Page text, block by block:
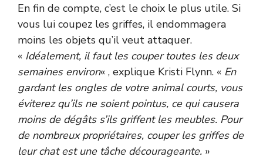
En fin de compte, c’est le choix le plus utile. Si
vous lui coupez les griffes, il endommagera
moins les objets qu’il veut attaquer.
« Idéalement, il faut les couper toutes les deux
semaines environ« , explique Kristi Flynn. « En
gardant les ongles de votre animal courts, vous
éviterez qu’ils ne soient pointus, ce qui causera
moins de dégâts s’ils griffent les meubles. Pour
de nombreux propriétaires, couper les griffes de
leur chat est une tâche décourageante. »